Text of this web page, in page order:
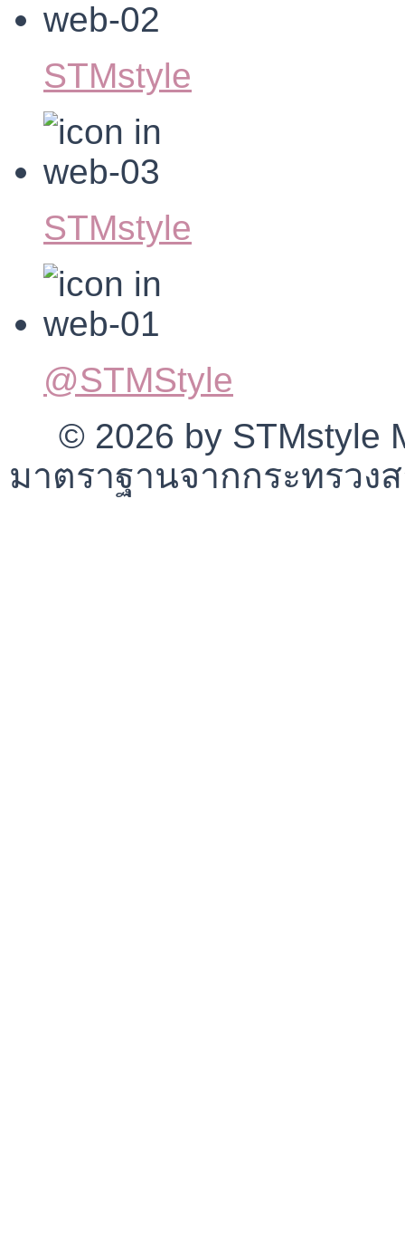
STMstyle
STMstyle
@STMStyle
© 2026 by STMstyle
มาตราฐานจากกระทรวง